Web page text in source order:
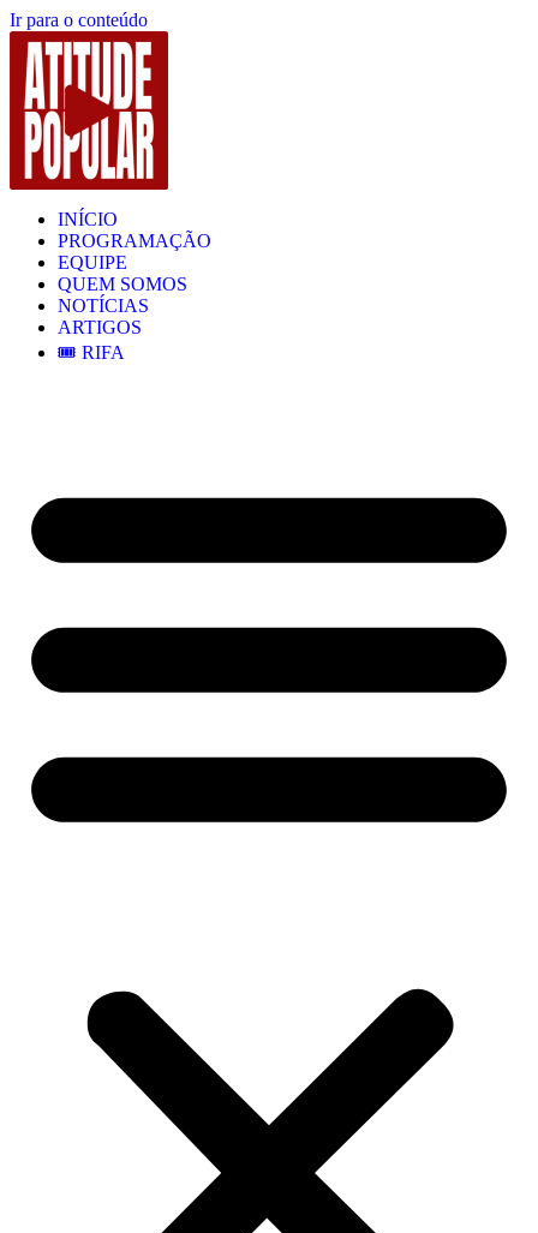
Ir para o conteúdo
INÍCIO
PROGRAMAÇÃO
EQUIPE
QUEM SOMOS
NOTÍCIAS
ARTIGOS
🎟️ RIFA